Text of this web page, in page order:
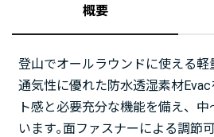
概要
登山でオールラウンドに使える軽
通気性に優れた防水透湿素材
ト感と必要充分な機能を備え、
います｡面ファスナーによる調節